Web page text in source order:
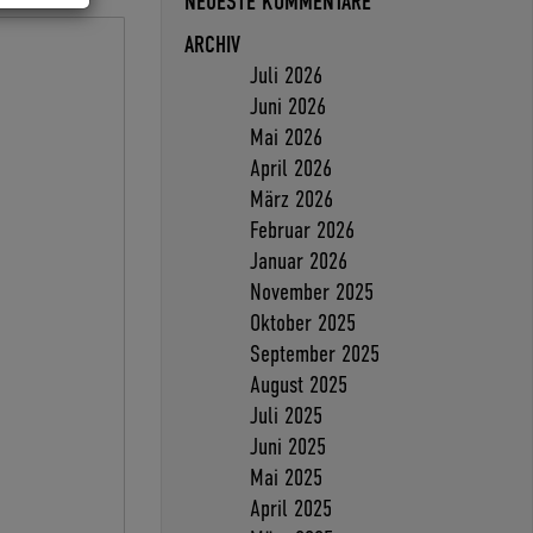
ARCHIV
Juli 2026
Juni 2026
Mai 2026
April 2026
März 2026
Februar 2026
Januar 2026
November 2025
Oktober 2025
September 2025
August 2025
Juli 2025
Juni 2025
Mai 2025
April 2025